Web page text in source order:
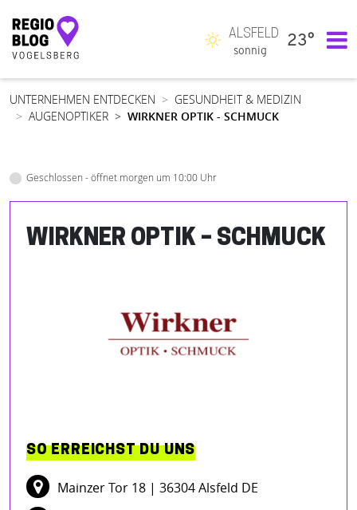
Hauptnavigation
ALSFELD
sonnig
23°
UNTERNEHMEN ENTDECKEN
GESUNDHEIT & MEDIZIN
AUGENOPTIKER
WIRKNER OPTIK - SCHMUCK
Geschlossen - öffnet morgen um 10:00 Uhr
WIRKNER OPTIK – SCHMUCK
SO ERREICHST DU UNS
Mainzer Tor 18 | 36304 Alsfeld DE